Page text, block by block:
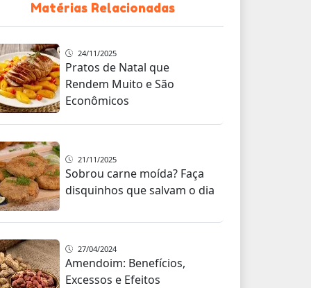
Matérias Relacionadas
24/11/2025
Pratos de Natal que
Rendem Muito e São
Econômicos
21/11/2025
Sobrou carne moída? Faça
disquinhos que salvam o dia
27/04/2024
Amendoim: Benefícios,
Excessos e Efeitos